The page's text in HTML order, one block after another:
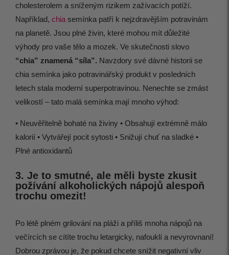
cholesterolem a sníženým rizikem zažívacích potíží.
Například, chia semínka patří k nejzdravějším potravinám
na planetě. Jsou plné živin, které mohou mít důležité
výhody pro vaše tělo a mozek. Ve skutečnosti slovo
“chia” znamená “síla”. Navzdory své dávné historii se
chia semínka jako potravinářský produkt v posledních
letech stala moderní superpotravinou. Nenechte se zmást
velikostí – tato malá semínka mají mnoho výhod:
• Neuvěřitelně bohaté na živiny • Obsahují extrémně málo
kalorií • Vytvářejí pocit sytosti • Snižují chuť na sladké •
Plné antioxidantů
3. Je to smutné, ale měli byste zkusit
požívání alkoholických nápojů alespoň
trochu omezit!
Po létě plném grilování na pláži a příliš mnoha nápojů na
večírcích se cítíte trochu letargicky, nafouklí a nevyrovnaní!
Dobrou zprávou je, že pokud chcete snížit negativní vliv